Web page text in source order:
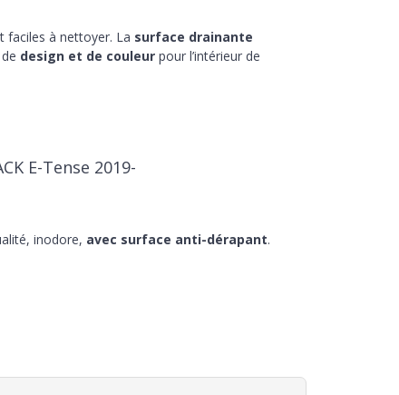
faciles à nettoyer. La surface drainante
design et de couleurpour l’intérieur de
E-Tense 2019-
inodore, avec surface anti-dérapant.